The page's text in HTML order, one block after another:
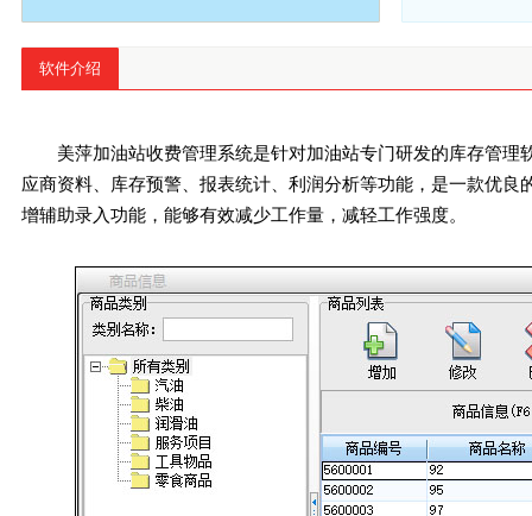
软件介绍
美萍加油站收费管理系统是针对加油站专门研发的库存管
应商资料、库存预警、报表统计、利润分析等功能，是一款优
增辅助录入功能，能够有效减少工作量，减轻工作强度。